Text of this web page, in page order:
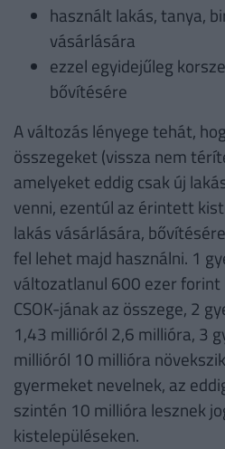
használt lakás, tanya,
vásárlására
ezzel egyidejűleg
bővítésére
A változás lényege tehát,
összegeket (vissza nem
amelyeket eddig csak új
venni, ezentúl az érintett
lakás vásárlására,
fel lehet majd használni. 1
változatlanul 600 ezer forint
CSOK-jának az összege, 2
1,43 millióról 2,6 millióra, 3
millióról 10 millióra
gyermeket nevelnek, az
szintén 10 millióra lesznek
kistelepüléseken.